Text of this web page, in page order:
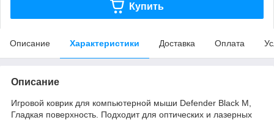
Купить
Описание Характеристики Доставка Оплата
Описание
Игровой коврик для компьютерной мыши Defender Black M,
Гладкая поверхность. Подходит для оптических и лазерных